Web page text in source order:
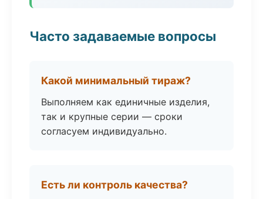
Часто задаваемые вопросы
Какой минимальный тираж?
Выполняем как единичные изделия,
так и крупные серии — сроки
согласуем индивидуально.
Есть ли контроль качества?